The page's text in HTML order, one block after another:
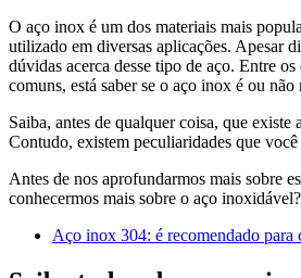
O aço inox é um dos materiais mais
utilizado em diversas aplicações. Apesar
dúvidas acerca desse tipo de aço. Entre
comuns, está saber se o aço inox é ou não
Saiba, antes de qualquer coisa, que
Contudo, existem peculiaridades que você
Antes de nos aprofundarmos mais sobre
conhecermos mais sobre o aço inoxidável?
Aço inox 304: é recomendado para